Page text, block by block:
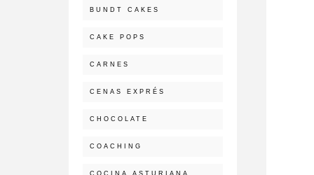
BUNDT CAKES
CAKE POPS
CARNES
CENAS EXPRÉS
CHOCOLATE
COACHING
COCINA ASTURIANA